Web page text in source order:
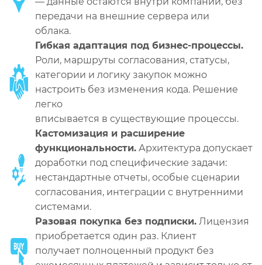
передачи на внешние сервера или
облака.
Гибкая адаптация под бизнес-процессы.
Роли, маршруты согласования, статусы,
категории и логику закупок можно
настроить без изменения кода. Решение
легко
вписывается в существующие процессы.
Кастомизация и расширение
функциональности. Архитектура допускает
доработки под специфические задачи:
нестандартные отчеты, особые сценарии
согласования, интеграции с внутренними
системами.
Разовая покупка без подписки. Лицензия
приобретается один раз. Клиент
получает полноценный продукт без